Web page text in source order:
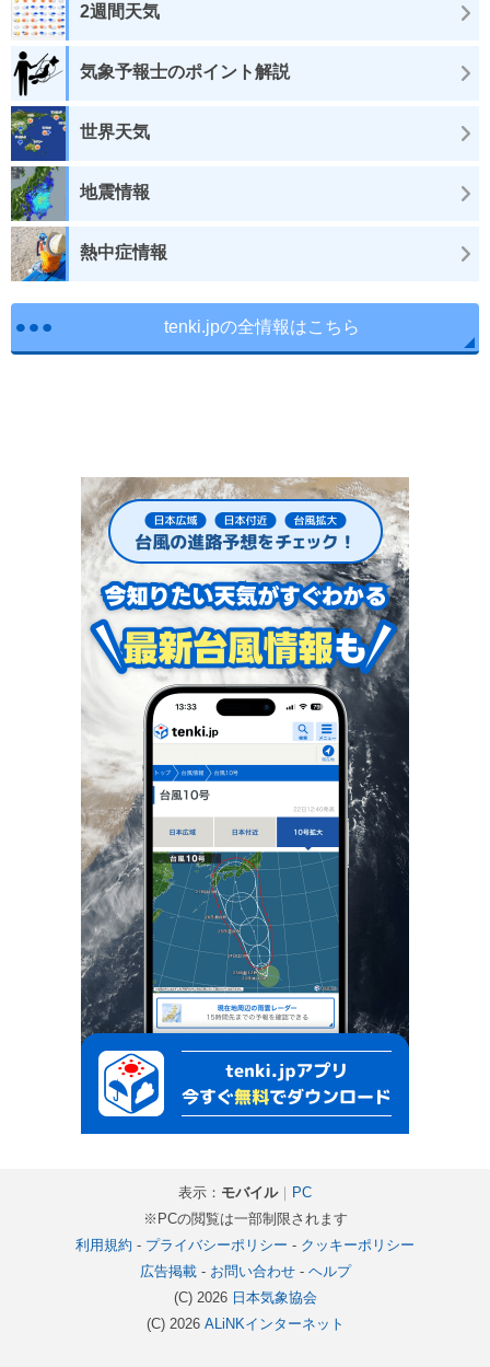
2週間天気
気象予報士のポイント解説
世界天気
地震情報
熱中症情報
tenki.jpの全情報はこちら
表示： モバイル｜ PC
※PCの閲覧は一部制限されます
利用規約 - プライバシーポリシー - クッキーポリシー
広告掲載- お問い合わせ- ヘルプ
(C) 2026 日本気象協会
(C) 2026 ALiNKインターネット